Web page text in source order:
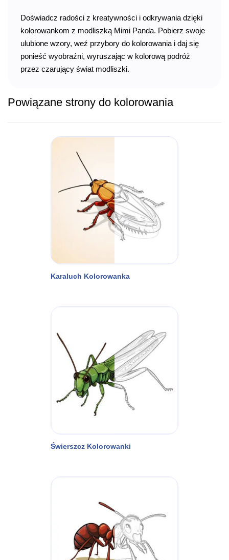
Doświadcz radości z kreatywności i odkrywania dzięki
kolorowankom z modliszką Mimi Panda. Pobierz swoje
ulubione wzory, weź przybory do kolorowania i daj się
ponieść wyobraźni, wyruszając w kolorową podróż
przez czarujący świat modliszki.
Powiązane strony do kolorowania
Karaluch Kolorowanka
Świerszcz Kolorowanki